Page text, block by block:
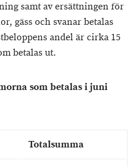
samt av ersättningen för
gäss och svanar betalas
andel är cirka 15
betalas ut.
som betalas i juni
Totalsumma